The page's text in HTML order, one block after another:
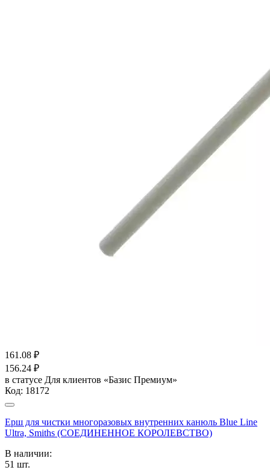
161.08 ₽
156.24 ₽
в статусе Для клиентов «Базис Премиум»
Код: 18172
Ерш для чистки многоразовых внутренних канюль Blue Line
Ultra, Smiths (СОЕДИНЕННОЕ КОРОЛЕВСТВО)
В наличии:
51 шт.